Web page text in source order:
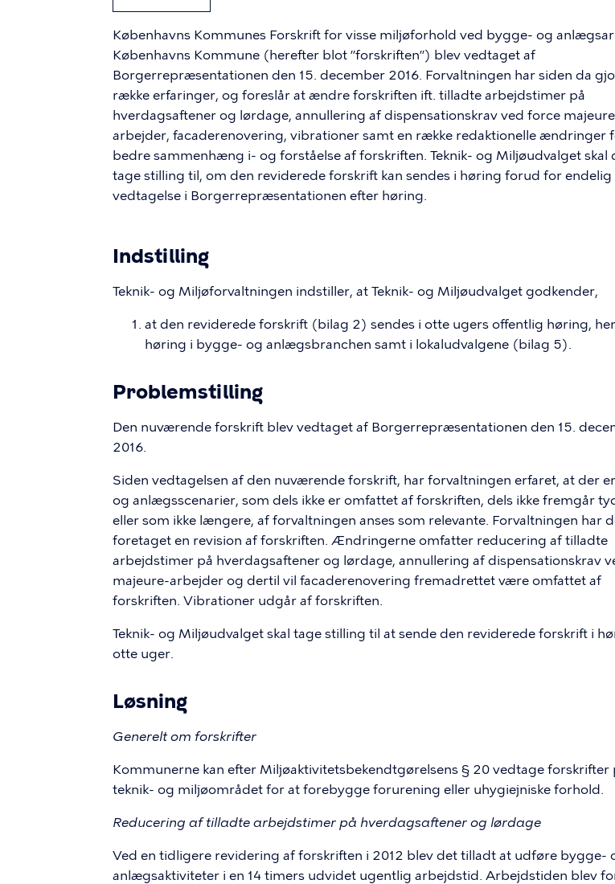
Københavns Kommunes Forskrift for visse miljøforhold ved bygge- og
Københavns Kommune (herefter blot ”forskriften”) blev vedtaget af
Borgerrepræsentationen den 15. december 2016. Forvaltningen har siden da
række erfaringer, og foreslår at ændre forskriften ift. tilladte arbejdstimer på
hverdagsaftener og lørdage, annullering af dispensationskrav ved force
arbejder, facaderenovering, vibrationer samt en række redaktionelle ændringer
bedre sammenhæng i- og forståelse af forskriften. Teknik- og Miljøudvalget skal
tage stilling til, om den reviderede forskrift kan sendes i høring forud for endelig
vedtagelse i Borgerrepræsentationen efter høring.
Indstilling
Teknik- og Miljøforvaltningen indstiller, at Teknik- og Miljøudvalget godkender,
at den reviderede forskrift (bilag 2) sendes i otte ugers offentlig høring,
høring i bygge- og anlægsbranchen samt i lokaludvalgene (bilag 5).
Problemstilling
Den nuværende forskrift blev vedtaget af Borgerrepræsentationen den 15.
2016.
Siden vedtagelsen af den nuværende forskrift, har forvaltningen erfaret, at der
og anlægsscenarier, som dels ikke er omfattet af forskriften, dels ikke fremgår
eller som ikke længere, af forvaltningen anses som relevante. Forvaltningen har
foretaget en revision af forskriften. Ændringerne omfatter reducering af tilladte
arbejdstimer på hverdagsaftener og lørdage, annullering af dispensationskrav
majeure-arbejder og dertil vil facaderenovering fremadrettet være omfattet af
forskriften. Vibrationer udgår af forskriften.
Teknik- og Miljøudvalget skal tage stilling til at sende den reviderede forskrift i
otte uger.
Løsning
Generelt om forskrifter
Kommunerne kan efter Miljøaktivitetsbekendtgørelsens § 20 vedtage forskrifter
teknik- og miljøområdet for at forebygge forurening eller uhygiejniske forhold.
Reducering af tilladte arbejdstimer på hverdagsaftener og lørdage
Ved en tidligere revidering af forskriften i 2012 blev det tilladt at udføre bygge-
anlægsaktiviteter i en 14 timers udvidet ugentlig arbejdstid. Arbejdstiden blev